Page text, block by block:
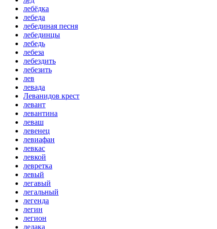
лебёдка
лебеда
лебединая песня
лебединцы
лебедь
лебеза
лебездить
лебезить
лев
левада
Леванидов крест
левант
левантина
леваш
левенец
левиафан
левкас
левкой
левретка
левый
легавый
легальный
легенда
легин
легион
ледака